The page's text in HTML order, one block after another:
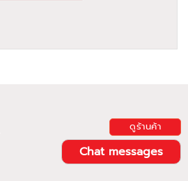
ดูร้านค้า
Chat messages